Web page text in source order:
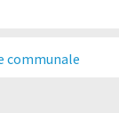
communale